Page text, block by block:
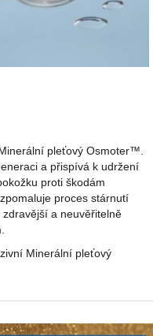
pleťový Osmoter™.
a přispívá k udržení
proti škodám
proces stárnutí
a neuvěřitelně
Minerální pleťový